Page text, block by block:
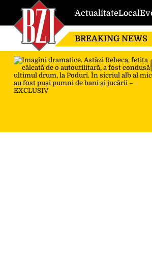
ActualitateLocal
BREAKING NEWS